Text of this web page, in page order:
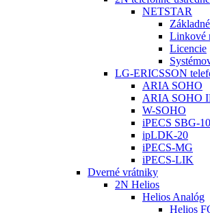
NETSTAR
Linkové
Licencie
LG-ERICSSON
ARIA SOHO
ARIA SOHO
W-SOHO
iPECS SBG-
ipLDK-20
iPECS-MG
iPECS-LIK
Dverné vrátniky
2N Helios
Helios Analóg
Helios